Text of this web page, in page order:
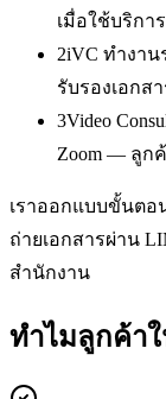
เมื่อใช้บริการ
2iVC ทำงา
รับรองเอกส
3Video
Zoom — ลูก
เราออกแบบขั้นตอ
ถ่ายเอกสารผ่าน
สำนักงาน
ทำไมลูกค้า